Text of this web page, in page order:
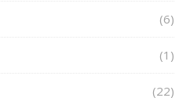
(6)
(1)
(22)